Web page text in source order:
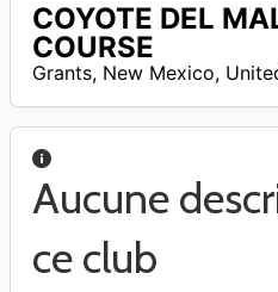
COYOTE DEL
COURSE
Grants, New Mexico,
Aucune
ce club